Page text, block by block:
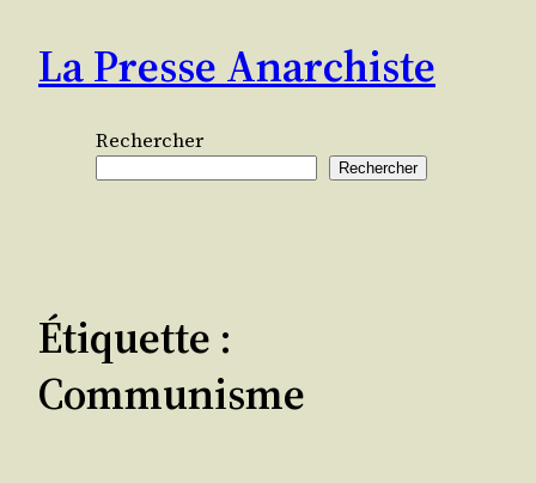
contenu
La Presse Anarchiste
Rechercher
Rechercher
Étiquette :
Communisme